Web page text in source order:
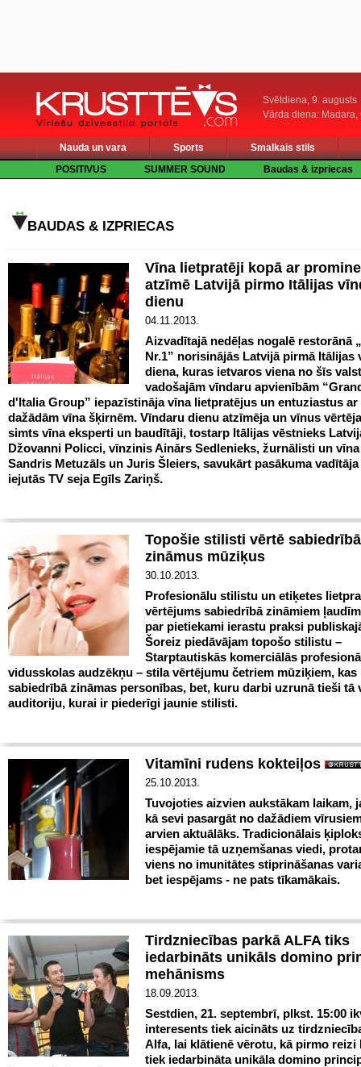
Svētdiena, 9. augusts
Vārda diena: Madara,
Nauda un vara Sports
Smalkais stils
POSITIVUS
SUMMER SOUND Baudas & izpriecas
BAUDAS & IZPRIECAS
Vīna lietpratēji kopā ar
atzīmē Latvijā pirmo Itālijas
dienu
04.11.2013.
Aizvadītajā nedēļas nogalē restorānā
Nr.1” norisinājās Latvijā pirmā Itālijas
diena, kuras ietvaros viena no šīs
vadošajām vīndaru apvienībām
d'Italia Group” iepazīstināja vīna lietpratējus un entuziastus ar
dažādām vīna šķirnēm. Vīndaru dienu atzīmēja un vīnus
simts vīna eksperti un baudītāji, tostarp Itālijas vēstnieks
Džovanni Policci, vīnzinis Ainārs Sedlenieks, žurnālisti un
Sandris Metuzāls un Juris Šleiers, savukārt pasākuma
iejutās TV seja Egīls Zariņš.
Topošie stilisti vērtē sabiedrībā
zināmus mūziķus
30.10.2013.
Profesionālu stilistu un etiķetes
vērtējums sabiedrībā zināmiem
par pietiekami ierastu praksi
Šoreiz piedāvājam topošo stilistu –
Starptautiskās komerciālās
vidusskolas audzēkņu – stila vērtējumu četriem mūziķiem, kas
sabiedrībā zināmas personības, bet, kuru darbi uzrunā tieši tā
auditoriju, kurai ir piederīgi jaunie stilisti.
Vitamīni rudens kokteiļos
25.10.2013.
Tuvojoties aizvien aukstākam laikam,
kā sevi pasargāt no dažādiem
arvien aktuālāks. Tradicionālais
iespējamie tā uzņemšanas viedi,
viens no imunitātes stiprināšanas
bet iespējams - ne pats tīkamākais.
Tirdzniecības parkā ALFA tiks
iedarbināts unikāls domino
mehānisms
18.09.2013.
Sestdien, 21. septembrī, plkst. 15:00
interesents tiek aicināts uz
Alfa, lai klātienē vērotu, kā pirmo reizi
tiek iedarbināta unikāla domino